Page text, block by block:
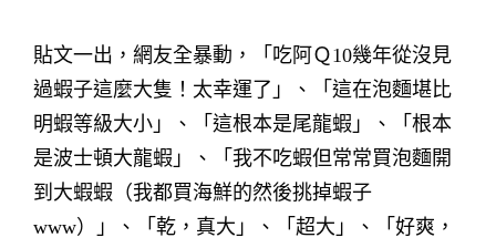
貼文一出，網友全暴動，「吃阿Ｑ10幾年從沒見
過蝦子這麼大隻！太幸運了」、「這在泡麵堪比
明蝦等級大小」、「這根本是尾龍蝦」、「根本
是波士頓大龍蝦」、「我不吃蝦但常常買泡麵開
到大蝦蝦（我都買海鮮的然後挑掉蝦子
www）」、「乾，真大」、「超大」、「好爽，